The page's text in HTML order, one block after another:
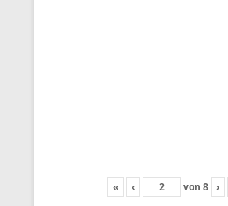
« ‹ von 8 ›